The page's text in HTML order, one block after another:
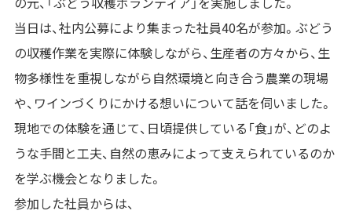
当日は、社内公募により集まった社員40名が参加。ぶどう
の収穫作業を実際に体験しながら、生産者の方々から、生
物多様性を重視しながら自然環境と向き合う農業の現場
や、ワインづくりにかける想いについて話を伺いました。
現地での体験を通じて、日頃提供している「食」が、どのよ
うな手間と工夫、自然の恵みによって支えられているのか
を学ぶ機会となりました。
参加した社員からは、